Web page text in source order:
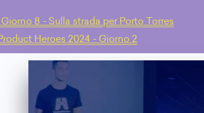
8 - Sulla strada per Porto Torres
Heroes 2024 - Giorno 2